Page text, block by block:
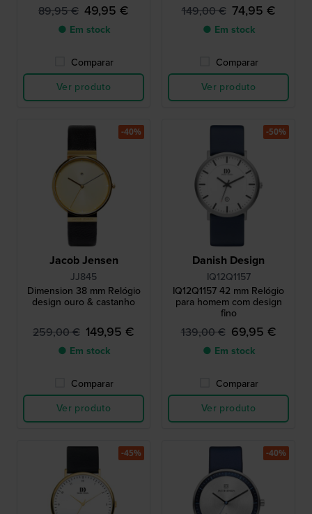
89,95 € 49,95 €
● Em stock
Comparar
Ver produto
149,00 € 74,95 €
● Em stock
Comparar
Ver produto
Jacob Jensen
JJ845
Dimension 38 mm Relógio
design ouro & castanho
259,00 € 149,95 €
● Em stock
Comparar
Ver produto
-40%
Danish Design
IQ12Q1157
IQ12Q1157 42 mm Relógio
para homem com design
fino
139,00 € 69,95 €
● Em stock
Comparar
Ver produto
-50%
-45% -40%